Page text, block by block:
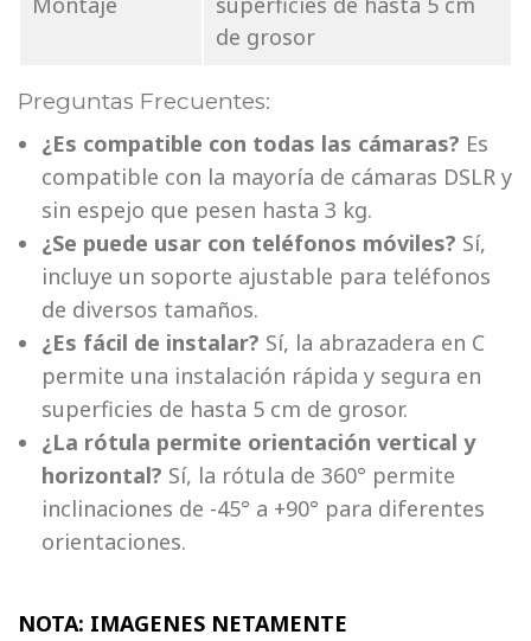
de grosor
Preguntas Frecuentes:
¿Es compatible con todas las cámaras? Es
compatible con la mayoría de cámaras DSLR y
sin espejo que pesen hasta 3 kg.
¿Se puede usar con teléfonos móviles? Sí,
incluye un soporte ajustable para teléfonos
de diversos tamaños.
¿Es fácil de instalar? Sí, la abrazadera en C
permite una instalación rápida y segura en
superficies de hasta 5 cm de grosor.
¿La rótula permite orientación vertical y
horizontal? Sí, la rótula de 360° permite
inclinaciones de -45° a +90° para diferentes
orientaciones.
NOTA: IMAGENES NETAMENTE